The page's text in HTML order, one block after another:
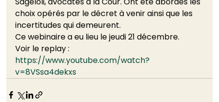
choix opérés par le décret à venir ainsi que les
incertitudes qui demeurent.
Ce webinaire a eu lieu le jeudi 21 décembre.
Voir le replay :
https://www.youtube.com/watch?
v=8VSsa4dekxs